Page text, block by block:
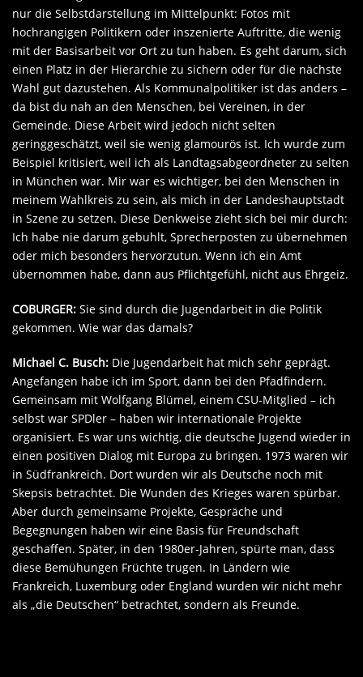
nur die Selbstdarstellung im Mittelpunkt: Fotos mit
hochrangigen Politikern oder inszenierte Auftritte, die wenig
mit der Basisarbeit vor Ort zu tun haben. Es geht darum, sich
einen Platz in der Hierarchie zu sichern oder für die nächste
Wahl gut dazustehen. Als Kommunalpolitiker ist das anders –
da bist du nah an den Menschen, bei Vereinen, in der
Gemeinde. Diese Arbeit wird jedoch nicht selten
geringgeschätzt, weil sie wenig glamourös ist. Ich wurde zum
Beispiel kritisiert, weil ich als Landtagsabgeordneter zu selten
in München war. Mir war es wichtiger, bei den Menschen in
meinem Wahlkreis zu sein, als mich in der Landeshauptstadt
in Szene zu setzen. Diese Denkweise zieht sich bei mir durch:
Ich habe nie darum gebuhlt, Sprecherposten zu übernehmen
oder mich besonders hervorzutun. Wenn ich ein Amt
übernommen habe, dann aus Pflichtgefühl, nicht aus Ehrgeiz.
COBURGER: Sie sind durch die Jugendarbeit in die Politik
gekommen. Wie war das damals?
Michael C. Busch: Die Jugendarbeit hat mich sehr geprägt.
Angefangen habe ich im Sport, dann bei den Pfadfindern.
Gemeinsam mit Wolfgang Blümel, einem CSU-Mitglied – ich
selbst war SPDler – haben wir internationale Projekte
organisiert. Es war uns wichtig, die deutsche Jugend wieder in
einen positiven Dialog mit Europa zu bringen. 1973 waren wir
in Südfrankreich. Dort wurden wir als Deutsche noch mit
Skepsis betrachtet. Die Wunden des Krieges waren spürbar.
Aber durch gemeinsame Projekte, Gespräche und
Begegnungen haben wir eine Basis für Freundschaft
geschaffen. Später, in den 1980er-Jahren, spürte man, dass
diese Bemühungen Früchte trugen. In Ländern wie
Frankreich, Luxemburg oder England wurden wir nicht mehr
als „die Deutschen“ betrachtet, sondern als Freunde.